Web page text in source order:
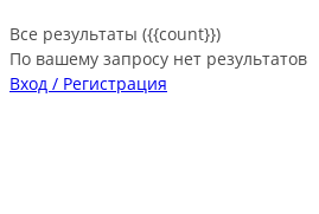
Все результаты ({{count}})
По вашему запросу нет результатов
Вход / Регистрация